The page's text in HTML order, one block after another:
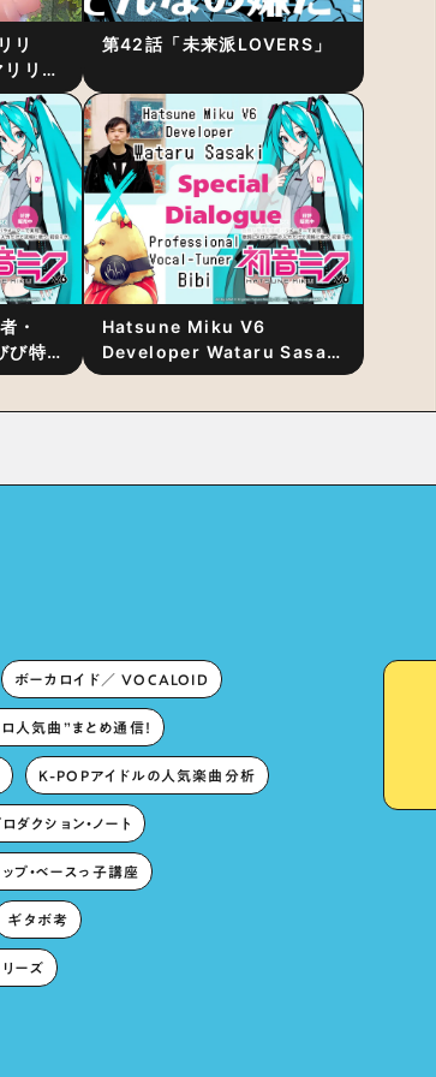
リ
リ
ルバ
第42話「未来派LOVERS」
・
び特
現の
Hatsune Miku V6
Developer Wataru Sasaki
× Professional Vocal-
ボーカロイド／ VOCALOID
人気曲”まとめ通信！
K-POPアイドルの人気楽曲分析
ダクション・ノート
プ・ベースっ子講座
ギタボ考
ーズ